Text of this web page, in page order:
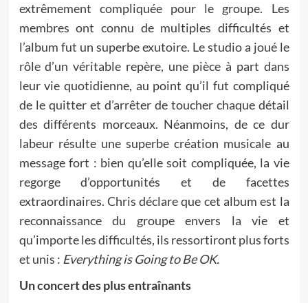
extrêmement compliquée pour le groupe. Les
membres ont connu de multiples difficultés et
l’album fut un superbe exutoire. Le studio a joué le
rôle d’un véritable repère, une pièce à part dans
leur vie quotidienne, au point qu’il fut compliqué
de le quitter et d’arrêter de toucher chaque détail
des différents morceaux. Néanmoins, de ce dur
labeur résulte une superbe création musicale au
message fort : bien qu’elle soit compliquée, la vie
regorge d’opportunités et de facettes
extraordinaires. Chris déclare que cet album est la
reconnaissance du groupe envers la vie et
qu’importe les difficultés, ils ressortiront plus forts
et unis : Everything is Going to Be OK.
Un concert des plus entraînants